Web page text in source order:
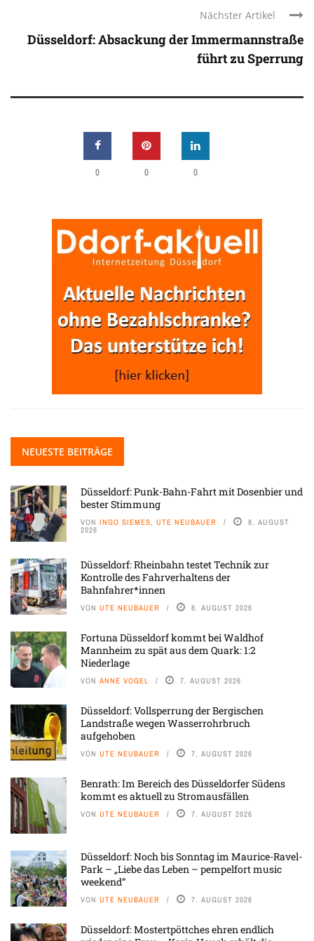
Nächster Artikel
Düsseldorf: Absackung der Immermannstraße
führt zu Sperrung
0 0 0
NEUESTE BEITRÄGE
Düsseldorf: Punk-Bahn-Fahrt mit Dosenbier und
bester Stimmung
VON INGO SIEMES, UTE NEUBAUER 8. AUGUST
2026
Düsseldorf: Rheinbahn testet Technik zur
Kontrolle des Fahrverhaltens der
Bahnfahrer*innen
VON UTE NEUBAUER 8. AUGUST 2026
Fortuna Düsseldorf kommt bei Waldhof
Mannheim zu spät aus dem Quark: 1:2
Niederlage
VON ANNE VOGEL 7. AUGUST 2026
Düsseldorf: Vollsperrung der Bergischen
Landstraße wegen Wasserrohrbruch
aufgehoben
VON UTE NEUBAUER 7. AUGUST 2026
Benrath: Im Bereich des Düsseldorfer Südens
kommt es aktuell zu Stromausfällen
VON UTE NEUBAUER 7. AUGUST 2026
Düsseldorf: Noch bis Sonntag im Maurice-Ravel-
Park – „Liebe das Leben – pempelfort music
weekend“
VON UTE NEUBAUER 7. AUGUST 2026
Düsseldorf: Mostertpöttches ehren endlich